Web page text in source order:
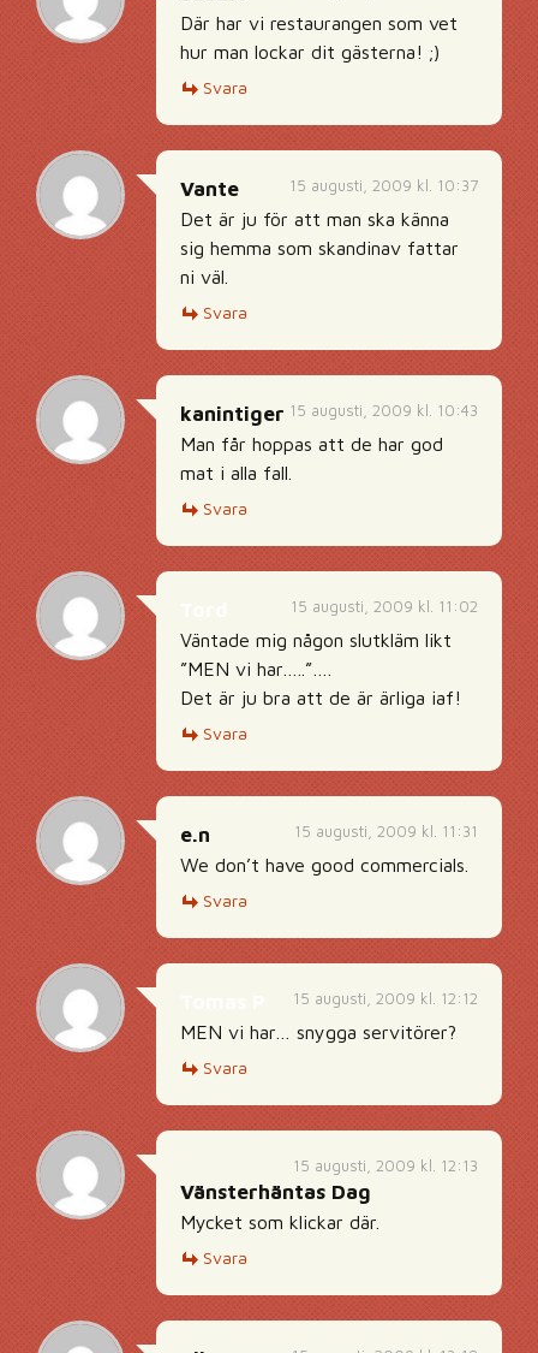
Där har vi restaurangen som vet
hur man lockar dit gästerna! ;)
Svara
15 augusti, 2009 kl. 10:37
Vante
Det är ju för att man ska känna
sig hemma som skandinav fattar
ni väl.
Svara
15 augusti, 2009 kl. 10:43
kanintiger
Man får hoppas att de har god
mat i alla fall.
Svara
15 augusti, 2009 kl. 11:02
Väntade mig någon slutkläm likt
”MEN vi har…..”….
Det är ju bra att de är ärliga iaf!
Svara
15 augusti, 2009 kl. 11:31
e.n
We don’t have good commercials.
Svara
15 augusti, 2009 kl. 12:12
MEN vi har… snygga servitörer?
Svara
15 augusti, 2009 kl. 12:13
Vänsterhäntas Dag
Mycket som klickar där.
Svara